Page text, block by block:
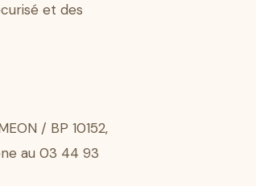
et des
/ BP 10152,
au 03 44 93